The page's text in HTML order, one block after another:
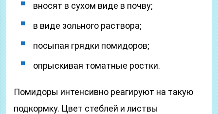
вносят в сухом виде в почву;
в виде зольного раствора;
посыпая грядки помидоров;
опрыскивая томатные ростки.
Помидоры интенсивно реагируют на такую
подкормку. Цвет стеблей и листвы